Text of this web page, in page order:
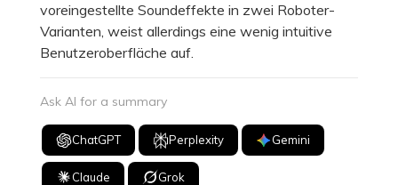
voreingestellte Soundeffekte in zwei Roboter-
Varianten, weist allerdings eine wenig intuitive
Benutzeroberfläche auf.
Ask AI for a summary
ChatGPT Perplexity Gemini
Claude Grok